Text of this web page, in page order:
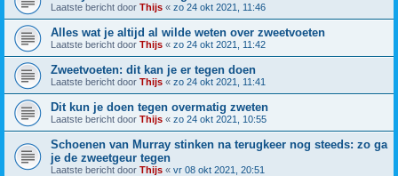
Laatste bericht door Thijs « zo 24 okt 2021, 11:46
Alles wat je altijd al wilde weten over zweetvoeten
Laatste bericht door Thijs « zo 24 okt 2021, 11:42
Zweetvoeten: dit kan je er tegen doen
Laatste bericht door Thijs « zo 24 okt 2021, 11:41
Dit kun je doen tegen overmatig zweten
Laatste bericht door Thijs « zo 24 okt 2021, 10:55
Schoenen van Murray stinken na terugkeer nog steeds: zo ga
je de zweetgeur tegen
Laatste bericht door Thijs « vr 08 okt 2021, 20:51